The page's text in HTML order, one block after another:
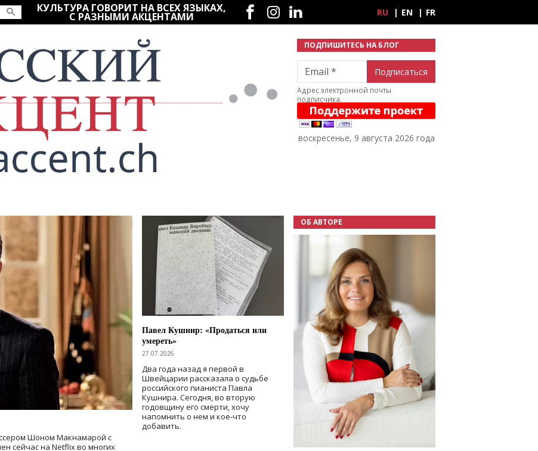
КУЛЬТУРА ГОВОРИТ НА ВСЕХ ЯЗЫКАХ,
С РАЗНЫМИ АКЦЕНТАМИ
Социальные сети
RU EN FR
ПОДПИШИТЕСЬ НА БЛОГ
Email
Адрес электронной почты
подписчика.
воскресенье, 9 августа 2026 года
Шоном Макнамарой с
сейчас на Netflix во многих
Павел Кушнир: «Продаться или
умереть»
27.07.2026
Два года назад я первой в
Швейцарии рассказала о судьбе
российского пианиста Павла
Кушнира. Сегодня, во вторую
годовщину его смерти, хочу
напомнить о нем и кое-что
добавить.
ОБ АВТОРЕ